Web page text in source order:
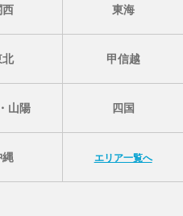
東海
甲信越
山陽 四国
エリア一覧へ